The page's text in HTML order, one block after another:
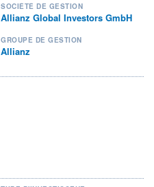
SOCIÉTÉ DE GESTION
Allianz Global Investors GmbH
GROUPE DE GESTION
Allianz